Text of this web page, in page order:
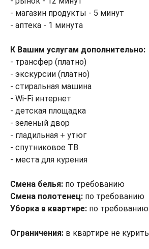
- магазин продукты - 5 минут
- аптека - 1 минута
К Вашим услугам дополнительно:
- трансфер (платно)
- экскурсии (платно)
- стиральная машина
- Wi-Fi интернет
- детская площадка
- зеленый двор
- гладильная + утюг
- спутниковое ТВ
- места для курения
Смена белья: по требованию
Смена полотенец: по требованию
Уборка в квартире: по требованию
Ограничения: в квартире не курить